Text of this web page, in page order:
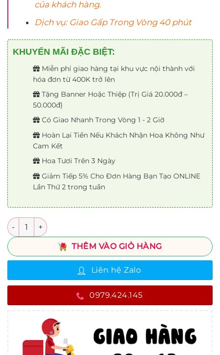
của khách hàng.
Dịch vụ: Giao Gấp Trong Vòng 40 phút
KHUYẾN MÃI ĐẶC BIỆT:
Miễn phí giao hàng tại khu vực nội thành với
hóa đơn từ 400K trở lên
Tặng Banner Hoặc Thiệp (Trị Giá 20.000đ –
50.000đ)
Có Giao Nhanh Trong Vòng 1 - 2 Giờ
Hoàn Lại Tiền Nếu Khách Nhận Hoa Không Như
Cam Kết
Hoa Tươi Trên 3 Ngày
Giảm Tiếp 5% Cho Đơn Hàng Bạn Tạo ONLINE
Lần Thứ 2 trong tuần
Số lượng
THÊM VÀO GIỎ HÀNG
Liên hệ Zalo
0979.424.145